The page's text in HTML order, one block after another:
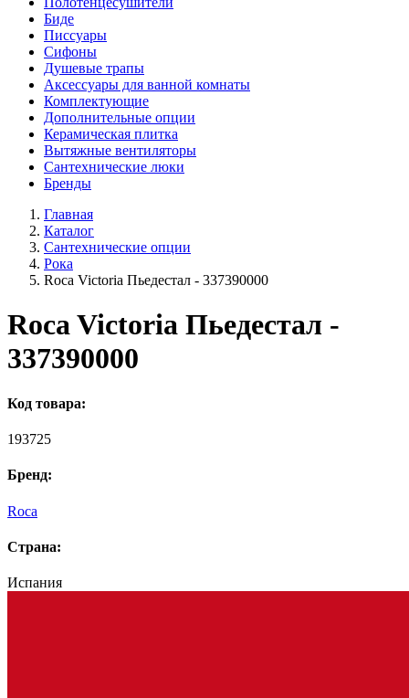
Биде
Писсуары
Сифоны
Душевые трапы
Аксессуары для ванной комнаты
Комплектующие
Дополнительные опции
Керамическая плитка
Вытяжные вентиляторы
Сантехнические люки
Бренды
Главная
Каталог
Сантехнические опции
Рока
Roca Victoria Пьедестал - 337390000
Roca Victoria Пьедестал -
337390000
Код товара:
193725
Бренд:
Roca
Страна:
Испания